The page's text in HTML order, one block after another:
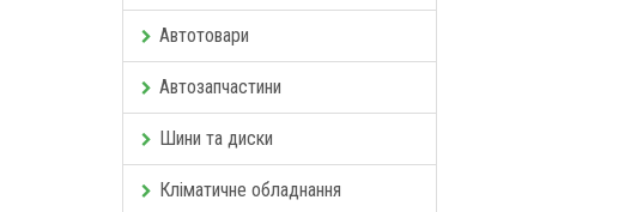
Автотовари
Автозапчастини
Шини та диски
Кліматичне обладнання